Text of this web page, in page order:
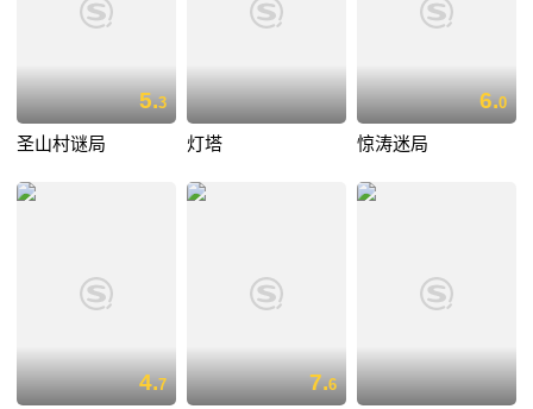
5.3
圣山村谜局 灯塔
6.0
惊涛迷局
4.7 7.6